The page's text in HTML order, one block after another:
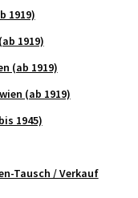
1919)
1919)
(ab 1919)
(ab 1919)
1945)
Tausch / Verkauf